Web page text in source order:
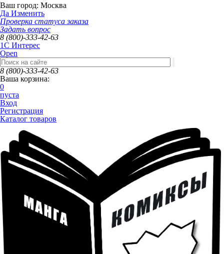
Ваш город: Москва
Да Изменить
Проверка статуса заказа
Задать вопрос
8 (800)-333-42-63
1C Интерес
Open
8 (800)-333-42-63
Ваша корзина:
0
пуста
Вход
Регистрация
Каталог товаров